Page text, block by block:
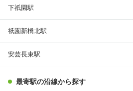
下祇園駅
祇園新橋北駅
安芸長束駅
最寄駅の沿線から探す